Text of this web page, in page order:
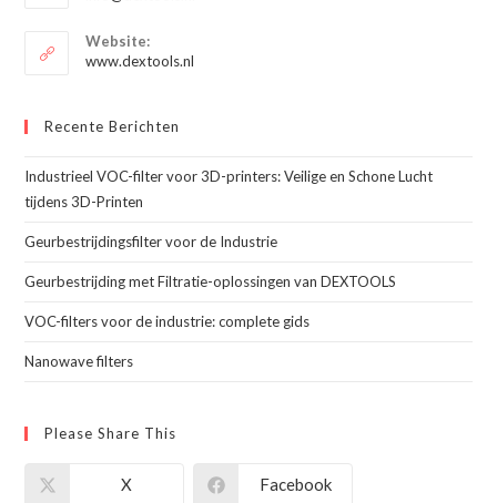
je
toepassing
Website:
www.dextools.nl
Recente Berichten
Industrieel VOC-filter voor 3D-printers: Veilige en Schone Lucht
tijdens 3D-Printen
Geurbestrijdingsfilter voor de Industrie
Geurbestrijding met Filtratie-oplossingen van DEXTOOLS
VOC-filters voor de industrie: complete gids
Nanowave filters
Please Share This
X Facebook